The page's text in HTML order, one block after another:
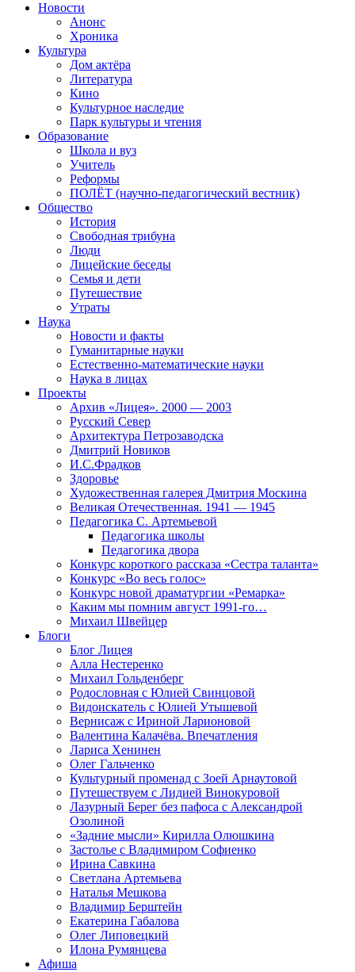
Новости
Анонс
Хроника
Культура
Дом актёра
Литература
Кино
Культурное наследие
Парк культуры и чтения
Образование
Школа и вуз
Учитель
Реформы
ПОЛЁТ (научно-педагогический вестник)
Общество
История
Свободная трибуна
Люди
Лицейские беседы
Семья и дети
Путешествие
Утраты
Наука
Новости и факты
Гуманитарные науки
Естественно-математические науки
Наука в лицах
Проекты
Архив «Лицея». 2000 — 2003
Русский Север
Архитектура Петрозаводска
Дмитрий Новиков
И.С.Фрадков
Здоровье
Художественная галерея Дмитрия Москина
Великая Отечественная. 1941 — 1945
Педагогика С. Артемьевой
Педагогика школы
Педагогика двора
Конкурс короткого рассказа «Сестра таланта»
Конкурс «Во весь голос»
Конкурс новой драматургии «Ремарка»
Каким мы помним август 1991-го…
Михаил Швейцер
Блоги
Блог Лицея
Алла Нестеренко
Михаил Гольденберг
Родословная с Юлией Свинцовой
Видоискатель с Юлией Утышевой
Вернисаж с Ириной Ларионовой
Валентина Калачёва. Впечатления
Лариса Хенинен
Олег Гальченко
Культурный променад с Зоей Арнаутовой
Путешествуем с Лидией Винокуровой
Лазурный Берег без пафоса с Александрой
Озолиной
«Задние мысли» Кирилла Олюшкина
Застолье с Владимиром Софиенко
Ирина Савкина
Светлана Артемьева
Наталья Мешкова
Владимир Берштейн
Екатерина Габалова
Олег Липовецкий
Илона Румянцева
Афиша